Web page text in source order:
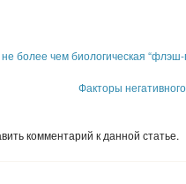
более чем биологическая
Факторы
комментарий к данной статье.